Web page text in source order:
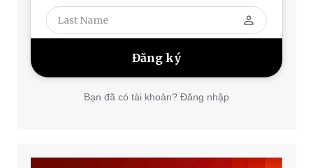
perm_identity
Bạn đã có tài khoản? Đăng nhập